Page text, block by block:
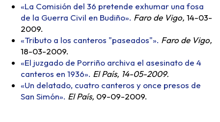
«La Comisión del 36 pretende exhumar una fosa
de la Guerra Civil en Budiño». Faro de Vigo, 14-03-
2009.
«Tributo a los canteros "paseados"». Faro de Vigo,
18-03-2009.
«El juzgado de Porriño archiva el asesinato de 4
canteros en 1936». El País, 14-05-2009.
«Un delatado, cuatro canteros y once presos de
San Simón». El País, 09-09-2009.